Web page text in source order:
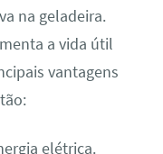
na geladeira.
a vida útil
vantagens
elétrica.